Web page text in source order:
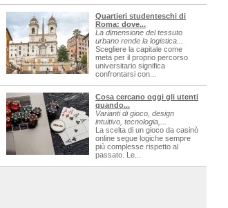
Quartieri studenteschi di
Roma: dove...
La dimensione del tessuto
urbano rende la logistica...
Scegliere la capitale come
meta per il proprio percorso
universitario significa
confrontarsi con...
Cosa cercano oggi gli utenti
quando...
Varianti di gioco, design
intuitivo, tecnologia,...
La scelta di un gioco da casinò
online segue logiche sempre
più complesse rispetto al
passato. Le...